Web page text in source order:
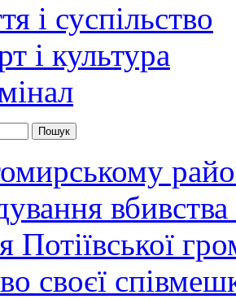
і суспільство
і культура
Потіївської
своєї